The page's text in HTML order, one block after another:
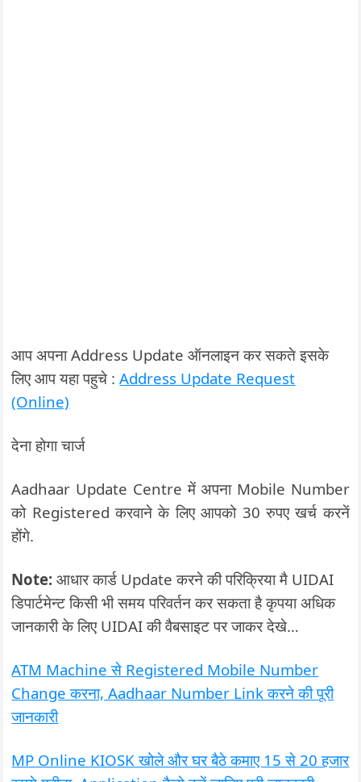
आप अपना Address Update ऑनलाइन कर सकते इसके
लिए आप यहा पहुचे :Address Update Request
(Online)
देना होगा चार्ज
Aadhaar Update Centre में अपना Mobile Number
को Registered करवाने के लिए आपको 30 रुपए खर्च करनें
होंगे.
Note: आधार कार्ड Update करने की परिक्रिया मै UIDAI
डिपार्टमेन्ट किसी भी समय परिवर्तन कर सकता है कृपया अधिक
जानकारी के लिए UIDAI की वैबसाइट पर जाकर देखे…
ATM Machine से Registered Mobile Number
Change करना, Aadhaar Number Link करने की पूरी
जानकारी
MP Online KIOSK खोले और घर बैठे कमाए 15 से 20 हजार